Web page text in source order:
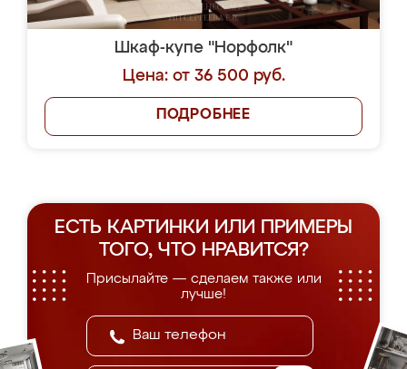
Шкаф-купе "Норфолк"
Цена: от 36 500 руб.
ПОДРОБНЕЕ
ЕСТЬ КАРТИНКИ ИЛИ ПРИМЕРЫ
ТОГО, ЧТО НРАВИТСЯ?
Присылайте — сделаем также или
лучше!